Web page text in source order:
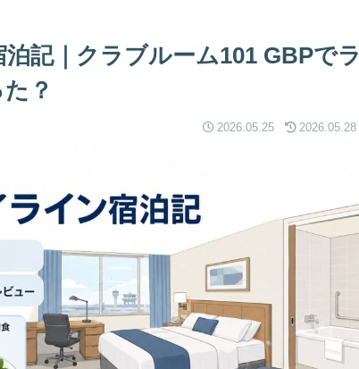
記｜クラブルーム101 GBPでラ
？
2026.05.25 2026.05.28